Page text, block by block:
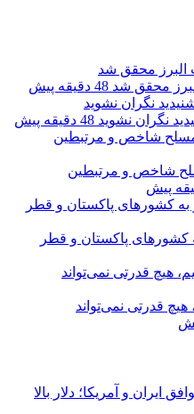
48 دقیقه پیش
نگران نشوید 48 دقیقه پیش
مسلح شاخص و مرتبطین
کشورهای پاکستان و قطر
قدرتی نمی‌تواند